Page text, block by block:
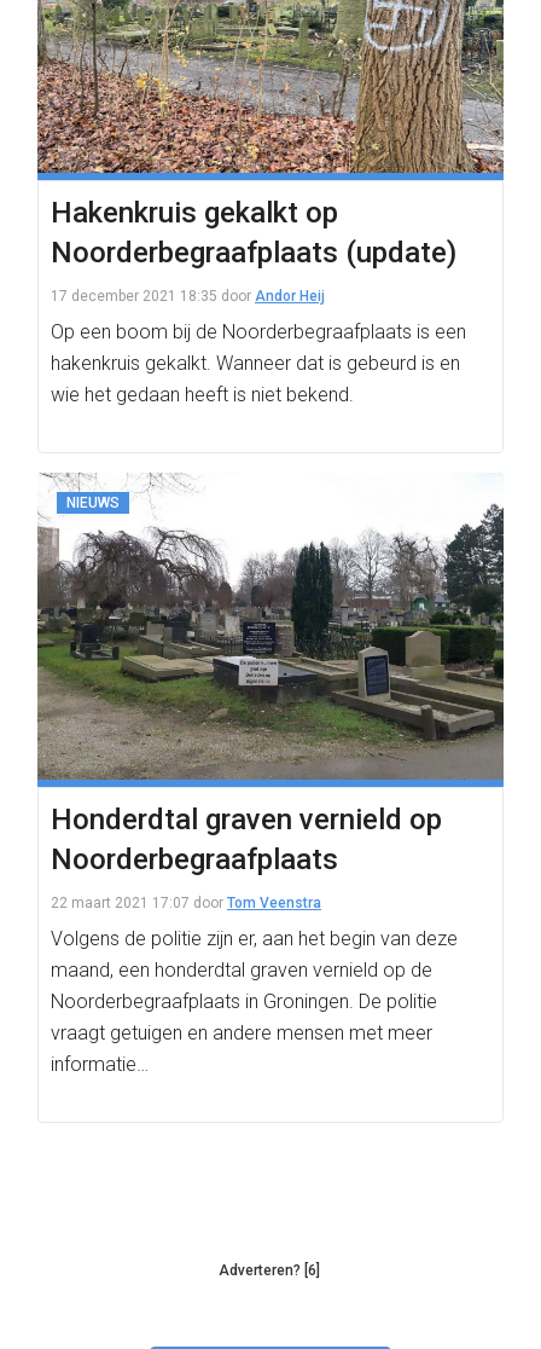
Hakenkruis gekalkt op
Noorderbegraafplaats (update)
17 december 2021 18:35 door Andor Heij
Op een boom bij de Noorderbegraafplaats is een
hakenkruis gekalkt. Wanneer dat is gebeurd is en
wie het gedaan heeft is niet bekend.
NIEUWS
Honderdtal graven vernield op
Noorderbegraafplaats
22 maart 2021 17:07 door Tom Veenstra
Volgens de politie zijn er, aan het begin van deze
maand, een honderdtal graven vernield op de
Noorderbegraafplaats in Groningen. De politie
vraagt getuigen en andere mensen met meer
informatie…
Adverteren? [6]